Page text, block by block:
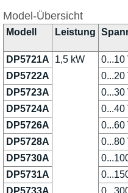
Model-Übersicht
Modell Leistung
DP5721A
1,5 kW 0...10
DP5722A 0...20
DP5723A
0...30
DP5724A
0...40
DP5726A
0...60
DP5728A
0...80
DP5730A
DP5731A
DP5733A